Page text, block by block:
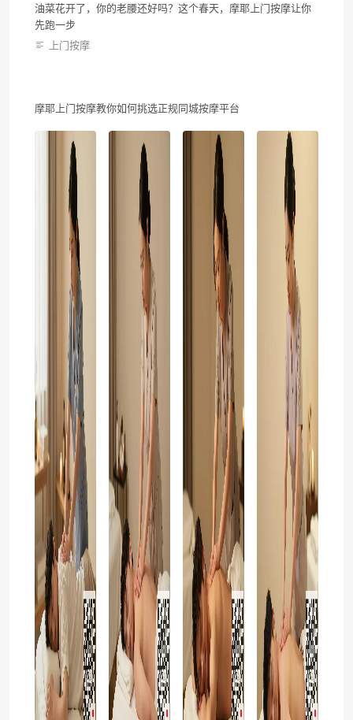
油菜花开了，你的老腰还好吗？这个春天，摩耶上门按摩让你
先跑一步
上门按摩
摩耶上门按摩教你如何挑选正规同城按摩平台